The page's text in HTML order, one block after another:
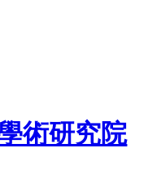
術研究院